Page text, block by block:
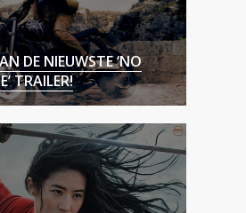
DE NIEUWSTE ‘NO
TRAILER!